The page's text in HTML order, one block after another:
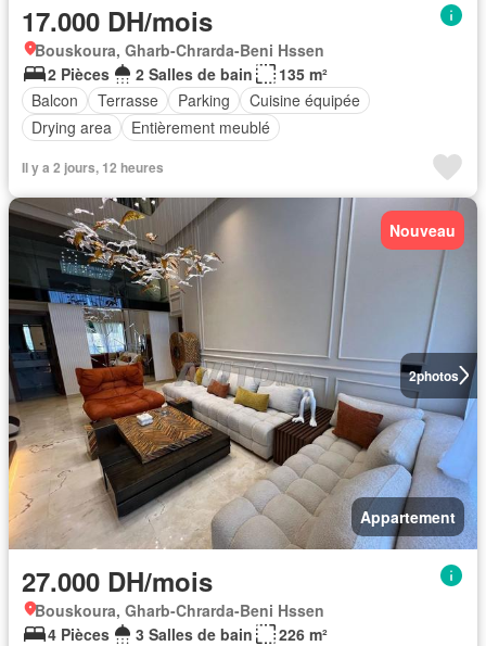
17.000 DH/mois
Bouskoura, Gharb-Chrarda-Beni Hssen
2 Pièces
2 Salles de bain
135 m²
Balcon
Terrasse Parking
Cuisine équipée
Drying area
Entièrement meublé
Il y a 2 jours, 12 heures
2photos
Nouveau
Appartement
27.000 DH/mois
Bouskoura, Gharb-Chrarda-Beni Hssen
4 Pièces
3 Salles de bain
226 m²